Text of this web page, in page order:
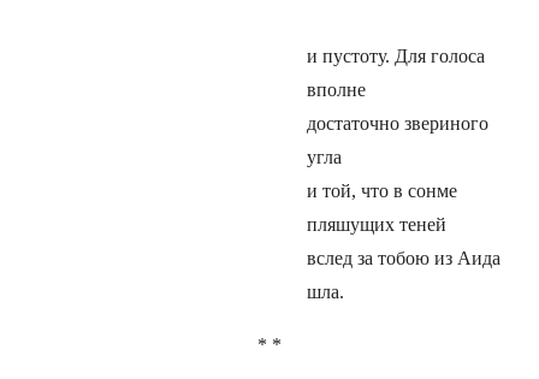
и пустоту. Для голоса
вполне
достаточно звериного
угла
и той, что в сонме
пляшущих теней
вслед за тобою из Аида
шла.
* *